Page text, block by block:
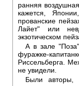
ранняя
кажется,
прованские
Лайет" или
экзотическом
А в зале
фуражке-
Риссельберга.
не увидели.
Были авторы,